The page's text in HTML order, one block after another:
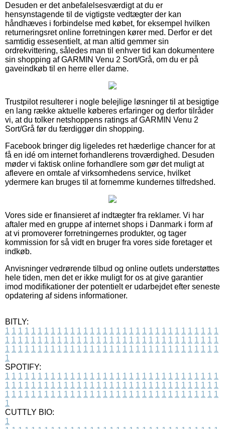
Desuden er det anbefalelsesværdigt at du er
hensynstagende til de vigtigste vedtægter der kan
håndhæves i forbindelse med købet, for eksempel hvilken
returneringsret online forretningen kører med. Derfor er det
samtidig essesentielt, at man altid gemmer sin
ordrekvittering, således man til enhver tid kan dokumentere
sin shopping af GARMIN Venu 2 Sort/Grå, om du er på
gaveindkøb til en herre eller dame.
Trustpilot resulterer i nogle belejlige løsninger til at besigtige
en lang række aktuelle køberes erfaringer og derfor tilråder
vi, at du tolker netshoppens ratings af GARMIN Venu 2
Sort/Grå før du færdiggør din shopping.
Facebook bringer dig ligeledes ret hæderlige chancer for at
få en idé om internet forhandlerens troværdighed. Desuden
møder vi faktisk online forhandlere som gør det muligt at
aflevere en omtale af virksomhedens service, hvilket
ydermere kan bruges til at fornemme kundernes tilfredshed.
Vores side er finansieret af indtægter fra reklamer. Vi har
aftaler med en gruppe af internet shops i Danmark i form af
at vi promoverer forretningernes produkter, og tager
kommission for så vidt en bruger fra vores side foretager et
indkøb.
Anvisninger vedrørende tilbud og online outlets understøttes
hele tiden, men det er ikke muligt for os at give garantier
imod modifikationer der potentielt er udarbejdet efter seneste
opdatering af sidens informationer.
BITLY:
1 1 1 1 1 1 1 1 1 1 1 1 1 1 1 1 1 1 1 1 1 1 1 1 1 1 1 1 1 1 1 1 1
1 1 1 1 1 1 1 1 1 1 1 1 1 1 1 1 1 1 1 1 1 1 1 1 1 1 1 1 1 1 1 1 1
1 1 1 1 1 1 1 1 1 1 1 1 1 1 1 1 1 1 1 1 1 1 1 1 1 1 1 1 1 1 1 1 1
1
SPOTIFY:
1 1 1 1 1 1 1 1 1 1 1 1 1 1 1 1 1 1 1 1 1 1 1 1 1 1 1 1 1 1 1 1 1
1 1 1 1 1 1 1 1 1 1 1 1 1 1 1 1 1 1 1 1 1 1 1 1 1 1 1 1 1 1 1 1 1
1 1 1 1 1 1 1 1 1 1 1 1 1 1 1 1 1 1 1 1 1 1 1 1 1 1 1 1 1 1 1 1 1
1
CUTTLY BIO:
1